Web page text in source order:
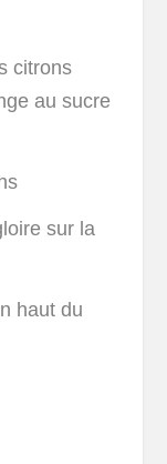
citrons
au sucre
sur la
haut du